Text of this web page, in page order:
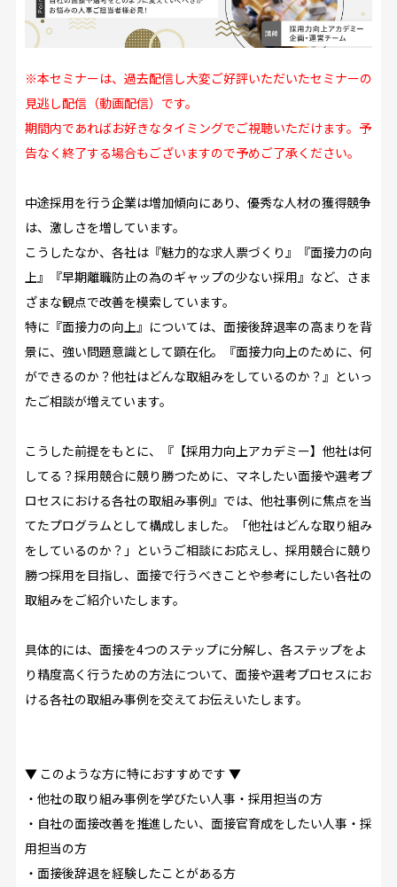
※本セミナーは、過去配信し大変ご好評いただいたセミナーの
見逃し配信（動画配信）です。
期間内であればお好きなタイミングでご視聴いただけます。予
告なく終了する場合もございますので予めご了承ください。
中途採用を行う企業は増加傾向にあり、優秀な人材の獲得競争
は、激しさを増しています。
こうしたなか、各社は『魅力的な求人票づくり』『面接力の向
上』『早期離職防止の為のギャップの少ない採用』など、さま
ざまな観点で改善を模索しています。
特に『面接力の向上』については、面接後辞退率の高まりを背
景に、強い問題意識として顕在化。『面接力向上のために、何
ができるのか？他社はどんな取組みをしているのか？』といっ
たご相談が増えています。
こうした前提をもとに、『【採用力向上アカデミー】他社は何
してる？採用競合に競り勝つために、マネしたい面接や選考プ
ロセスにおける各社の取組み事例』では、他社事例に焦点を当
てたプログラムとして構成しました。「他社はどんな取り組み
をしているのか？」というご相談にお応えし、採用競合に競り
勝つ採用を目指し、面接で行うべきことや参考にしたい各社の
取組みをご紹介いたします。
具体的には、面接を4つのステップに分解し、各ステップをよ
り精度高く行うための方法について、面接や選考プロセスにお
ける各社の取組み事例を交えてお伝えいたします。
▼ このような方に特におすすめです ▼
・他社の取り組み事例を学びたい人事・採用担当の方
・自社の面接改善を推進したい、面接官育成をしたい人事・採
用担当の方
・面接後辞退を経験したことがある方